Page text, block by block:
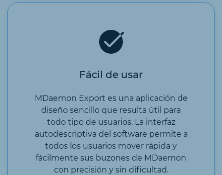
Fácil de usar
MDaemon Export es una aplicación de
diseño sencillo que resulta útil para
todo tipo de usuarios. La interfaz
autodescriptiva del software permite a
todos los usuarios mover rápida y
fácilmente sus buzones de MDaemon
con precisión y sin dificultad.